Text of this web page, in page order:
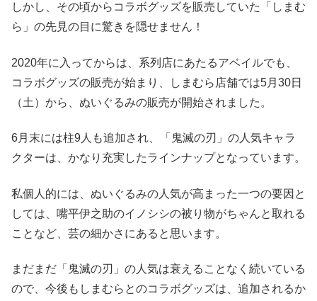
しかし、その頃からコラボグッズを販売していた「しまむ
ら」の先見の目に驚きを隠せません！
2020年に入ってからは、系列店にあたるアベイルでも、
コラボグッズの販売が始まり、しまむら店舗では5月30日
（土）から、ぬいぐるみの販売が開始されました。
6月末には柱9人も追加され、「鬼滅の刃」の人気キャラ
クターは、かなり充実したラインナップとなっています。
私個人的には、ぬいぐるみの人気が高まった一つの要因と
しては、嘴平伊之助のイノシシの被り物がちゃんと取れる
ことなど、芸の細かさにあると思います。
まだまだ「鬼滅の刃」の人気は衰えることなく続いている
ので、今後もしまむらとのコラボグッズは、追加されるか